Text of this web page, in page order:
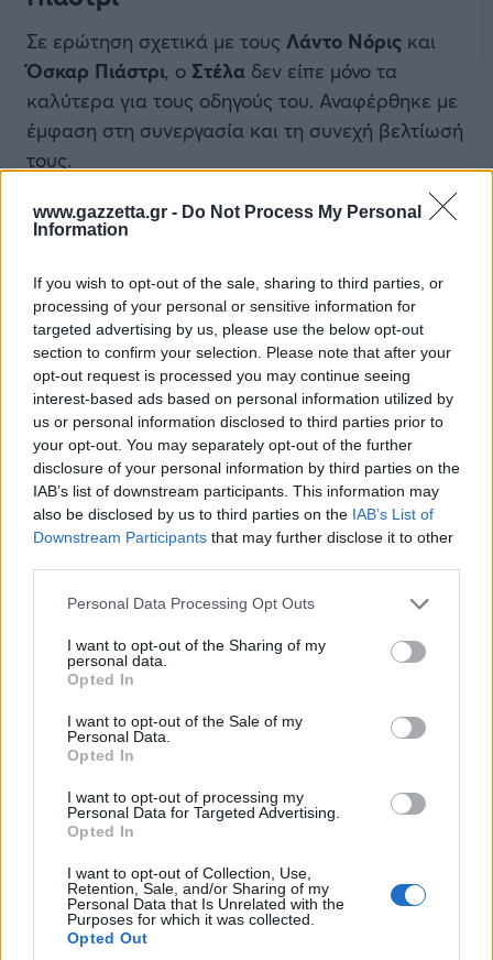
www.gazzetta.gr - Do Not Process My Personal
Information
If you wish to opt-out of the sale, sharing to third parties, or
processing of your personal or sensitive information for
targeted advertising by us, please use the below opt-out
section to confirm your selection. Please note that after your
opt-out request is processed you may continue seeing
interest-based ads based on personal information utilized by
us or personal information disclosed to third parties prior to
your opt-out. You may separately opt-out of the further
disclosure of your personal information by third parties on the
IAB’s list of downstream participants. This information may
also be disclosed by us to third parties on the IAB’s List of
Downstream Participants that may further disclose it to other
Please note that this website/app uses one or more Google
not limited to your visit or usage behaviour. You may click to
grant or deny consent to Google and its third-party tags to
use your data for below specified purposes in below Google
consent section.
Personal Data Processing Opt Outs
I want to opt-out of the Sharing of my
personal data.
Opted In
I want to opt-out of the Sale of my
Personal Data.
Opted In
I want to opt-out of processing my
Personal Data for Targeted Advertising.
Opted In
I want to opt-out of Collection, Use,
Retention, Sale, and/or Sharing of my
Personal Data that Is Unrelated with the
Purposes for which it was collected.
Opted Out
Σε ερώτηση σχετικά με τους Λάντο Νόρις και
Όσκαρ Πιάστρι, ο Στέλα δεν είπε μόνο τα
καλύτερα για τους οδηγούς του. Αναφέρθηκε με
έμφαση στη συνεργασία και τη συνεχή βελτίωσή
τους.
«Είμαστε πολύ τυχεροί που είμαστε σε αυτό το
ταξίδι, σε αυτή την αποστολή να πετύχουμε στη
Formula 1 με τους Λάντο και Όσκαρ. Καταρχάς